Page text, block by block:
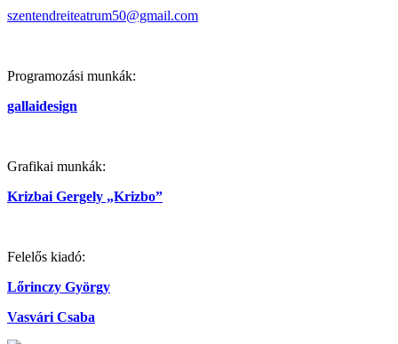
szentendreiteatrum50@gmail.com
Programozási munkák:
gallaidesign
Grafikai munkák:
Krizbai Gergely „Krizbo”
Felelős kiadó:
Lőrinczy György
Vasvári Csaba